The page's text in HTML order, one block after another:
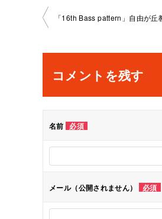
投
ナ
ビ
ゲ
ー
シ
ョ
「16th Bass pattern」自由が
コメントを残す
名前 必須
メール（公開されません） 必須